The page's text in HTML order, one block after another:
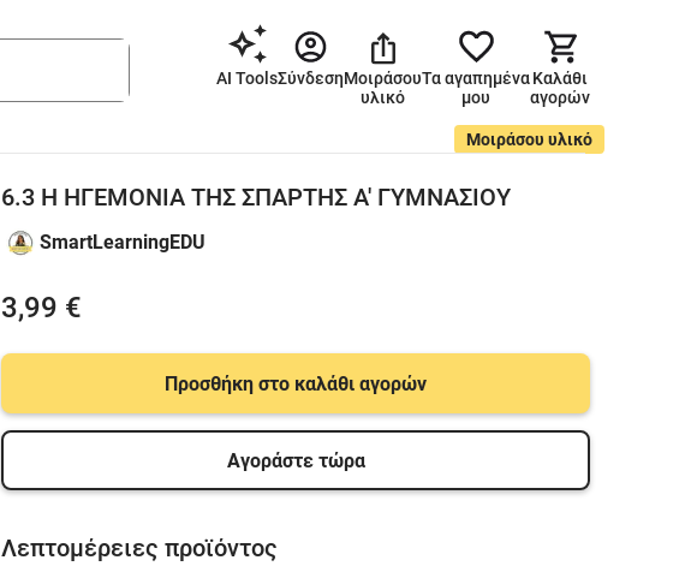
AI ToolsΣύνδεσηΜοιράσου
υλικό
Τα αγαπημένα
μου
Καλάθι
αγορών
Μοιράσου υλικό
6.3 Η ΗΓΕΜΟΝΙΑ ΤΗΣ ΣΠΑΡΤΗΣ Α' ΓΥΜΝΑΣΙΟΥ
SmartLearningEDU
3,99 €
Προσθήκη στο καλάθι αγορών
Αγοράστε τώρα
Λεπτομέρειες προϊόντος